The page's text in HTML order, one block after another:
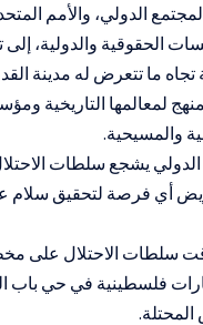
الدولي، والأمم
الحقوقية والدولية،
تجاه ما تتعرض له مدينة
لمعالمها التاريخية
والمسيحية.
يشجع سلطات
أي فرصة لتحقيق سلام
سلطات الاحتلال على
فلسطينية في حي باب